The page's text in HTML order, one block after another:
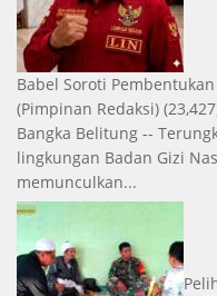
Babel Soroti
(Pimpinan Redaksi)
Bangka Belitung --
lingkungan Badan Gizi
memunculkan...